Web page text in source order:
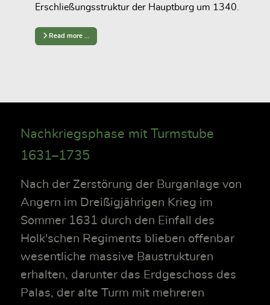
Erschließungsstruktur der Hauptburg um 1340.
Read more …
Nachkriegsphase mit Turmstube
1631–1735
Nach der Zerstörung der Burganlage von
Angern im Dreißigjährigen Krieg im
Sommer 1631 durch den Einfall des
Holk'schen Regiments blieben offenbar
wesentliche massive Baustrukturen
erhalten, darunter das Erdgeschoss des
Palas, der alte Turm mit mehreren